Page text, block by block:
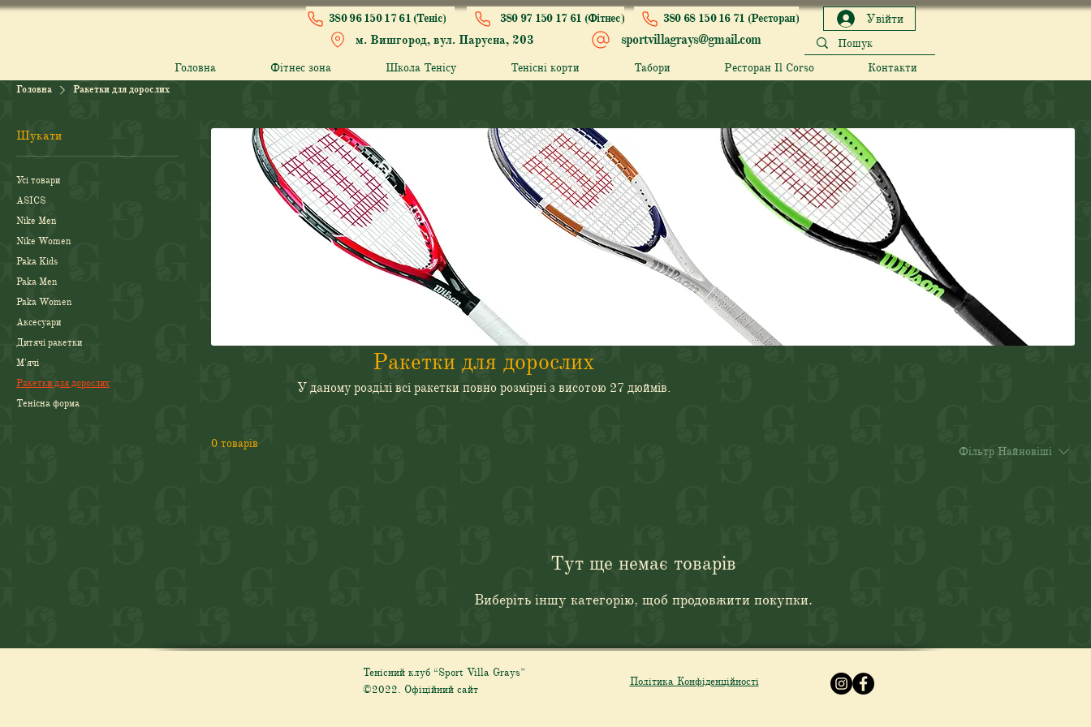
380 96 150 17 61 (Теніс) 380 97 150 17 61 (Фітнес)
м. Вишгород, вул. Парусна, 203 sportvillagrays@gmail.com
380 68 150 16 71 (Ресторан) Увійти
Головна Фітнес зона Школа Тенісу Тенісні корти Табори Ресторан Il Corso Контакти
Головна Ракетки для дорослих
Шукати
Усі товари
ASICS
Nike Men
Nike Women
Paka Kids
Paka Men
Paka Women
Аксесуари
Дитячі ракетки
М'ячі
Ракетки для дорослих
Тенісна форма
Ракетки для дорослих
У даному розділі всі ракетки повно розмірні з висотою 27 дюймів.
0 товарів
Фільтр Найновіші
Тут ще немає товарів
Виберіть іншу категорію, щоб продовжити покупки.
Тенісний клуб “Sport Villa Grays”
©2022. Офіційний сайт
Політика Конфіденційності